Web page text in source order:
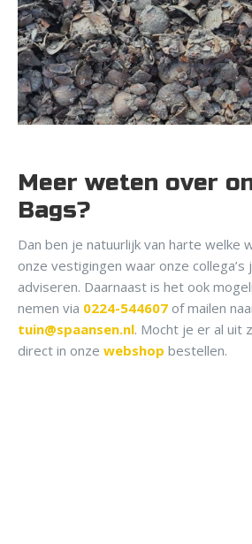
Meer weten over
Bags?
Dan ben je natuurlijk van harte welke
onze vestigingen waar onze collega’s
adviseren. Daarnaast is het ook
nemen via 0224-544607 of mailen
tuin@spaansen.nl. Mocht je er al uit
direct in onze webshop bestellen.